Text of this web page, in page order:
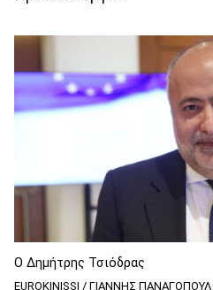
Ο Δημήτρης Τσιόδρας
EUROKINISSI / ΓΙΑΝΝΗΣ